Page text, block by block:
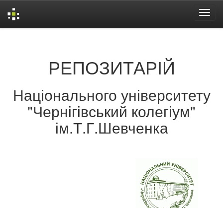
РЕПОЗИТАРІЙ
Національного університету
"Чернігівський колегіум"
ім.Т.Г.Шевченка